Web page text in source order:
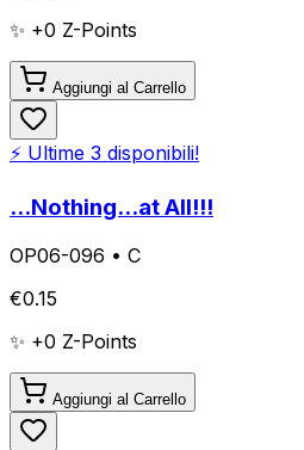
✨ +0 Z-Points
Aggiungi al Carrello
⚡ Ultime 3 disponibili!
...Nothing...at All!!!
OP06-096 • C
€0.15
✨ +0 Z-Points
Aggiungi al Carrello